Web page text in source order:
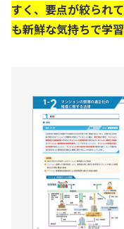
すく、要点が絞られ
も新鮮な気持ちで学